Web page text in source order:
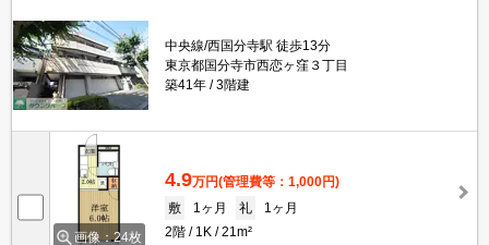
中央線/西国分寺駅 徒歩13分
東京都国分寺市西恋ヶ窪３丁目
築41年
3階建
画像：24枚
4.9万円(管理費等：1,000円)
敷
1ヶ月 礼
1ヶ月
2階
1K 21m²